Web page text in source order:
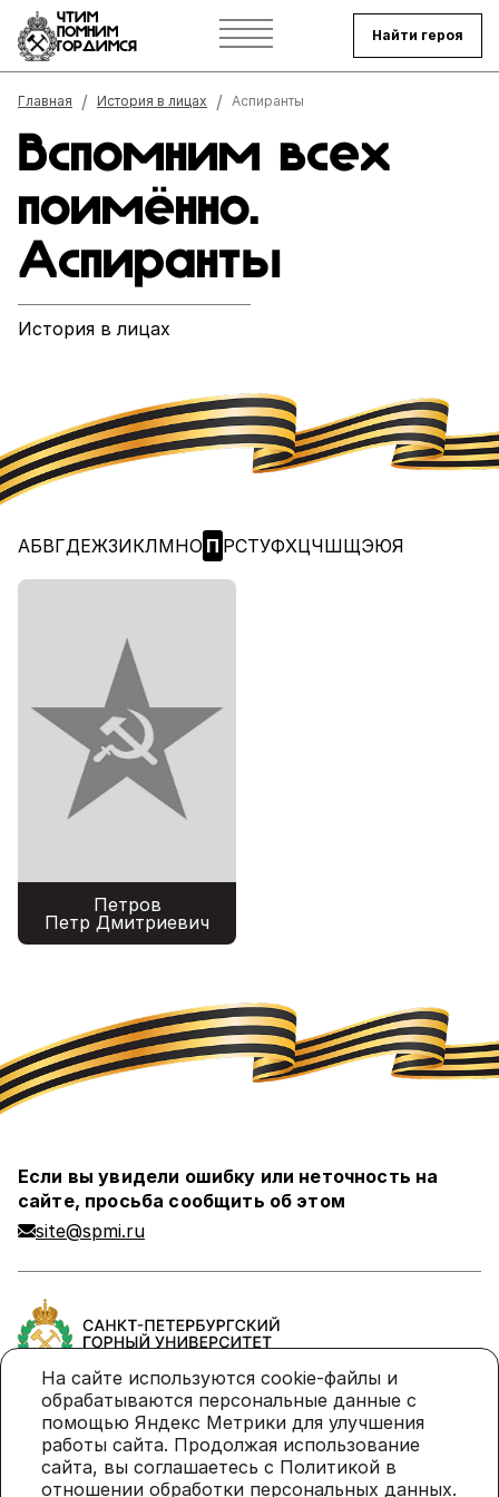
ЧТИМ
ПОМНИМ
ГОРДИМСЯ
Найти героя
Строка навигации
Главная История в лицах Аспиранты
Вспомним всех
поимённо.
Аспиранты
История в лицах
АБВГДЕЖЗИКЛМНО П РСТУФХЦЧШЩЭЮЯ
Петров
Петр Дмитриевич
На сайте используются cookie-файлы и
обрабатываются персональные данные с
помощью Яндекс Метрики для улучшения
работы сайта. Продолжая использование
сайта, вы соглашаетесь с Политикой в
отношении обработки персональных данных.
Если вы увидели ошибку или неточность на
сайте, просьба сообщить об этом
site@spmi.ru
Политика в отношении обработки персональных
данных